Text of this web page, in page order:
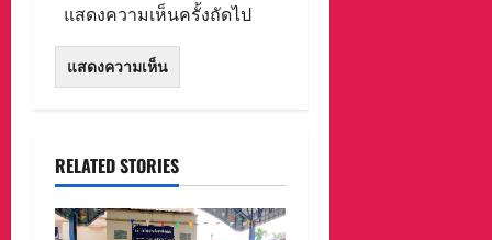
แสดงความเห็นครั้งถัดไป
RELATED STORIES